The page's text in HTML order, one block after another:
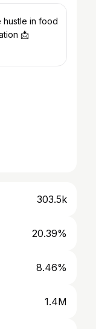
hustle in food
📩
303.5k
20.39%
8.46%
1.4M